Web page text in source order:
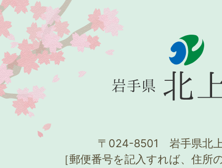
〒024-8501 岩手県北
［郵便番号を記入すれば、住所